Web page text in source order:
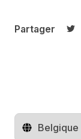
Partager
Changer de pays